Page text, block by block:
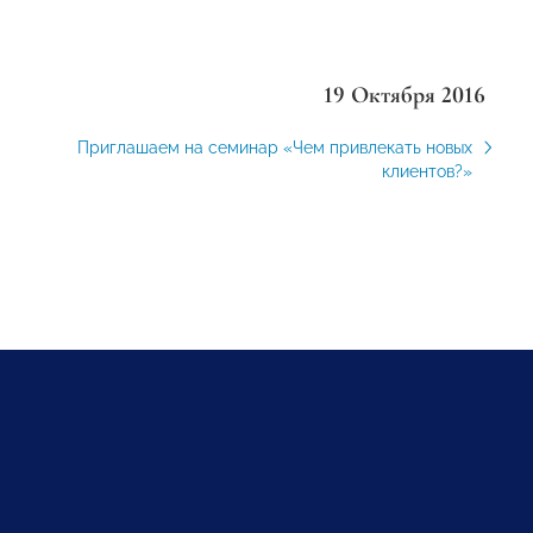
19 Октября 2016
Приглашаем на семинар «Чем привлекать новых
клиентов?»